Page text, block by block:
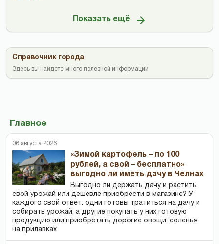
Показать ещё
Справочник города
Здесь вы найдете много полезной информации
Главное
06 августа 2026
«Зимой картофель – по 100
рублей, а свой – бесплатно»
выгодно ли иметь дачу в Челнах
Выгодно ли держать дачу и растить
свой урожай или дешевле приобрести в магазине? У
каждого свой ответ: одни готовы тратиться на дачу и
собирать урожай, а другие покупать у них готовую
продукцию или приобретать дорогие овощи, соленья
на прилавках